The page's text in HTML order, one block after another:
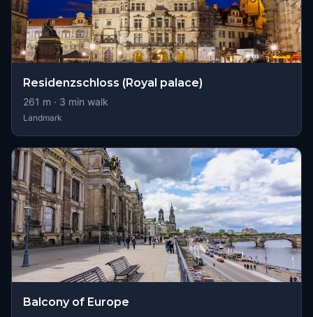
Residenzschloss (Royal palace)
261 m · 3 min walk
Landmark
Balcony of Europe